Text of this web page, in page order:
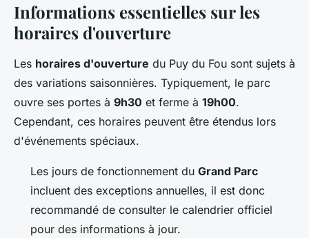
Informations essentielles sur les
horaires d'ouverture
Les horaires d'ouverture du Puy du Fou sont sujets à
des variations saisonnières. Typiquement, le parc
ouvre ses portes à 9h30 et ferme à 19h00.
Cependant, ces horaires peuvent être étendus lors
d'événements spéciaux.
Les jours de fonctionnement du Grand Parc
incluent des exceptions annuelles, il est donc
recommandé de consulter le calendrier officiel
pour des informations à jour.